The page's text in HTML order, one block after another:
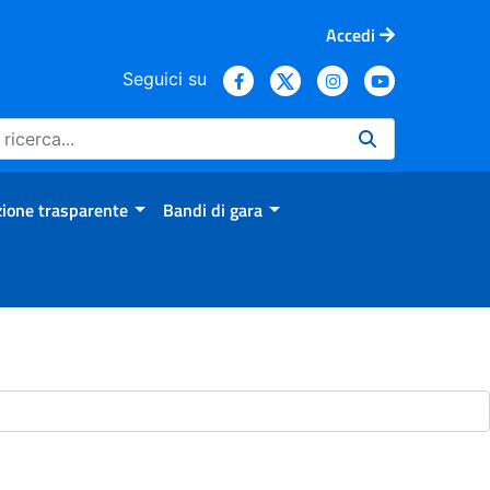
Accedi
Seguici su
trasparente Bandi di gara